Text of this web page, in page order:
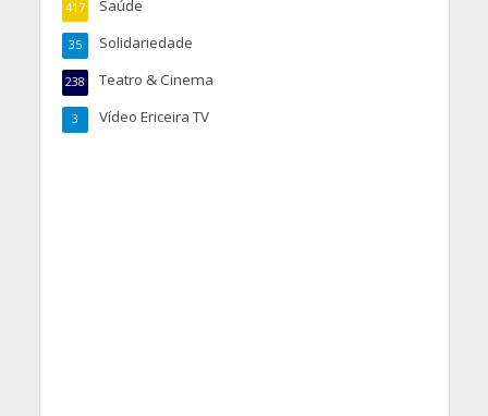
Saúde
417
Solidariedade
35
Teatro & Cinema
238
Vídeo Ericeira TV
3